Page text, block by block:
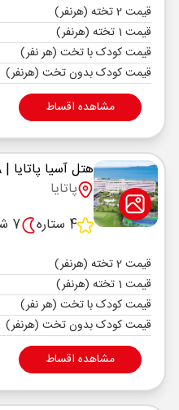
قیمت 2 تخته (هرنفر)
قیمت 1 تخته (هرنفر)
قیمت کودک با تخت (هر نفر)
قیمت کودک بدون تخت (هرنفر)
مشاهده اقساط
هتل آسیا پاتایا | ASIA
پاتایا
4 ستاره
7 شب
قیمت 2 تخته (هرنفر)
قیمت 1 تخته (هرنفر)
قیمت کودک با تخت (هر نفر)
قیمت کودک بدون تخت (هرنفر)
مشاهده اقساط